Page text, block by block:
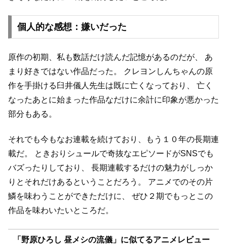
個人的な感想：嫌いだった
原作の初期、私も数話だけ読んだ記憶があるのだが、
あ
まり好きではない作品だった。
クレヨンしんちゃんの原
作を手掛ける臼井儀人先生は既に亡くなっており、
亡く
なったあとに始まった作品なだけに余計に印象が悪かった
部分もある。
それでも今もなお連載を続けており、もう１０年の長期連
載だ。
ときおりシュールで奇抜なエピソードがSNSでも
バズったりしており、
長期連載するだけの魅力がしっか
りとそれだけあるということだろう。
アニメでのその片
鱗を味わうことができただけに、
ぜひ２期でもっとこの
作品を味わいたいところだ。
「野原ひろし 昼メシの流儀」に似てるアニメレビュー